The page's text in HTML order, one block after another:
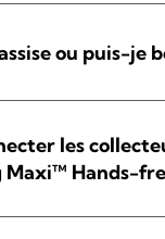
ou puis-je
les
Hands-